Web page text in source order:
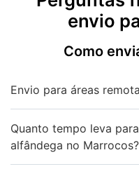
envio
Como
Envio para áreas
Quanto tempo leva
alfândega no Marrocos?